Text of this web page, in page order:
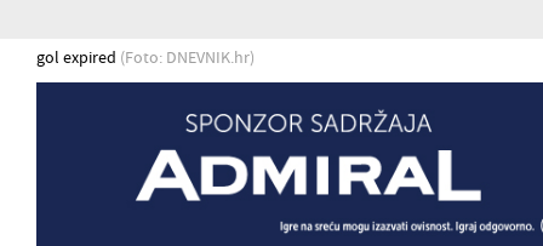
gol expired (Foto: DNEVNIK.hr)